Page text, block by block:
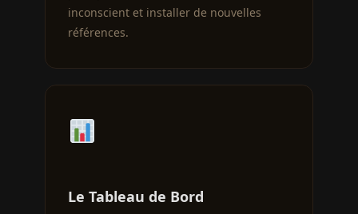
inconscient et installer de nouvelles
références.
Le Tableau de Bord